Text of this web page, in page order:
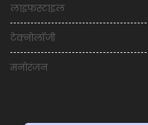
लाइफस्टाइल
टेक्नोलॉजी
मनोरंजन